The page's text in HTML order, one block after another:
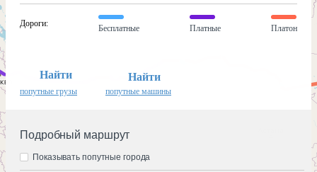
Дороги:
Бесплатные Платные Платон
Найти
попутные грузы
Найти
попутные машины
Подробный маршрут
Показывать попутные города